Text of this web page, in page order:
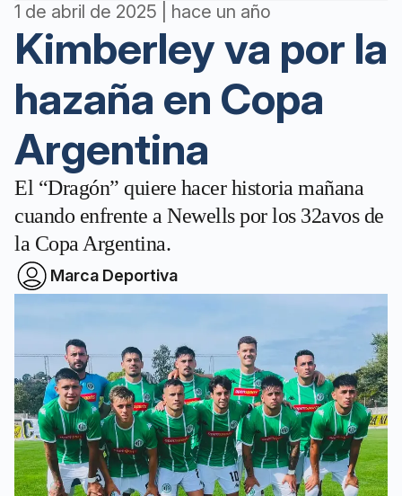
1 de abril de 2025 | hace un año
Kimberley va por la
hazaña en Copa
Argentina
El “Dragón” quiere hacer historia mañana
cuando enfrente a Newells por los 32avos de
la Copa Argentina.
Marca Deportiva